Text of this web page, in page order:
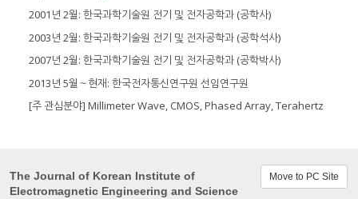
2001년 2월: 한국과학기술원 전기 및 전자공학과 (공학사)
2003년 2월: 한국과학기술원 전기 및 전자공학과 (공학석사)
2007년 2월: 한국과학기술원 전기 및 전자공학과 (공학박사)
2013년 5월～현재: 한국전자통신연구원 선임연구원
[주 관심분야] Millimeter Wave, CMOS, Phased Array, Terahertz
The Journal of Korean Institute of
Electromagnetic Engineering and Science
Move to PC Site